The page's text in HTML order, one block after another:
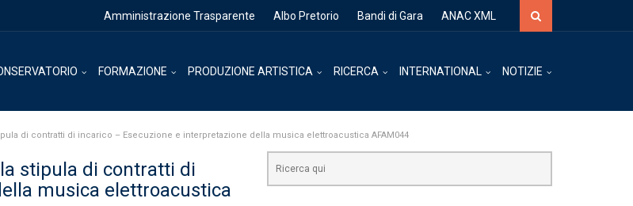
Amministrazione Trasparente Albo Pretorio Bandi di Gara ANAC XML
FORMAZIONE PRODUZIONE ARTISTICA RICERCA INTERNATIONAL NOTIZIE
di contratti di incarico – Esecuzione e interpretazione della musica elettroacustica AFAM044
stipula di contratti di
musica elettroacustica